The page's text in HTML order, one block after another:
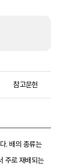
참고문헌
. 배의 종류는
주로 재배되는